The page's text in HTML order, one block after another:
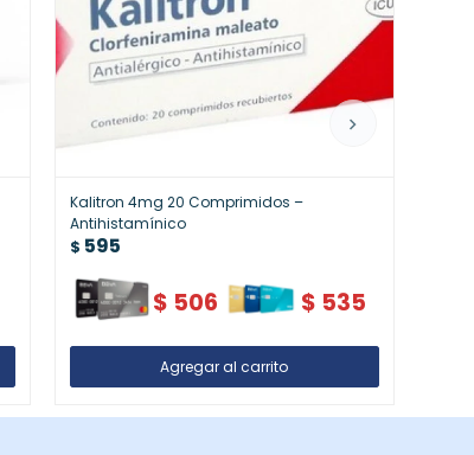
Kalitron 4mg 20 Comprimidos –
Antihistamínico
$ 595
$ 506 $ 535